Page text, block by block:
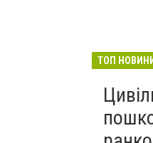
ТОП НОВИНИ